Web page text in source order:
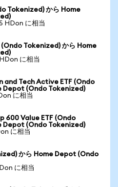
Tokenized) から Home
HDon に相当
Tokenized) から Home
に相当
and Tech Active ETF (Ondo
Depot (Ondo Tokenized)
に相当
600 Value ETF (Ondo
Depot (Ondo Tokenized)
に相当
から Home Depot (Ondo
に相当